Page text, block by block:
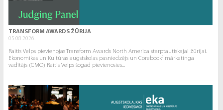
TRANSFORM AWARDS ŽŪRIJA
05.08.2026.
Raitis Velps pievienojas Transform Awards North America starptautiskajai žūrijai.
Ekonomikas un Kultūras augstskolas pasniedzējs un Corebook° mārketinga
vadītājs (CMO) Raitis Velps šogad pievienosies...